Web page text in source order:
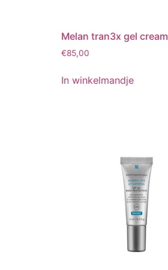
Melan tran3x gel cream
€85,00
In winkelmandje